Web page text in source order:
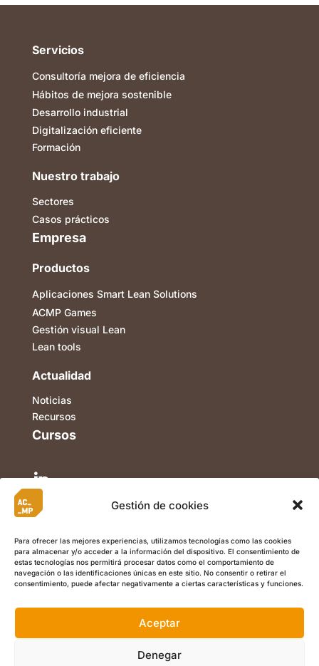
Gestión de cookies
Para ofrecer las mejores experiencias, utilizamos tecnologías como las cookies
para almacenar y/o acceder a la información del dispositivo. El consentimiento de
estas tecnologías nos permitirá procesar datos como el comportamiento de
navegación o las identificaciones únicas en este sitio. No consentir o retirar el
consentimiento, puede afectar negativamente a ciertas características y funciones.
Aceptar
Denegar
Servicios
Consultoría mejora de eficiencia
Hábitos de mejora sostenible
Desarrollo industrial
Digitalización eficiente
Formación
Nuestro trabajo
Sectores
Casos prácticos
Empresa
Productos
Aplicaciones Smart Lean Solutions
ACMP Games
Gestión visual Lean
Lean tools
Actualidad
Noticias
Recursos
Cursos


I Calle Berriozar 21, Of. 5, 31013, Ansoáin